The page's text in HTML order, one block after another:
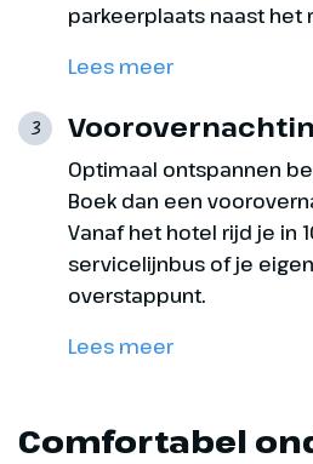
parkeerplaats naast het
Lees meer
3
Optimaal ontspannen
Boek dan een
Vanaf het hotel rijd je in
servicelijnbus of je
overstappunt.
Lees meer
Comfortabel